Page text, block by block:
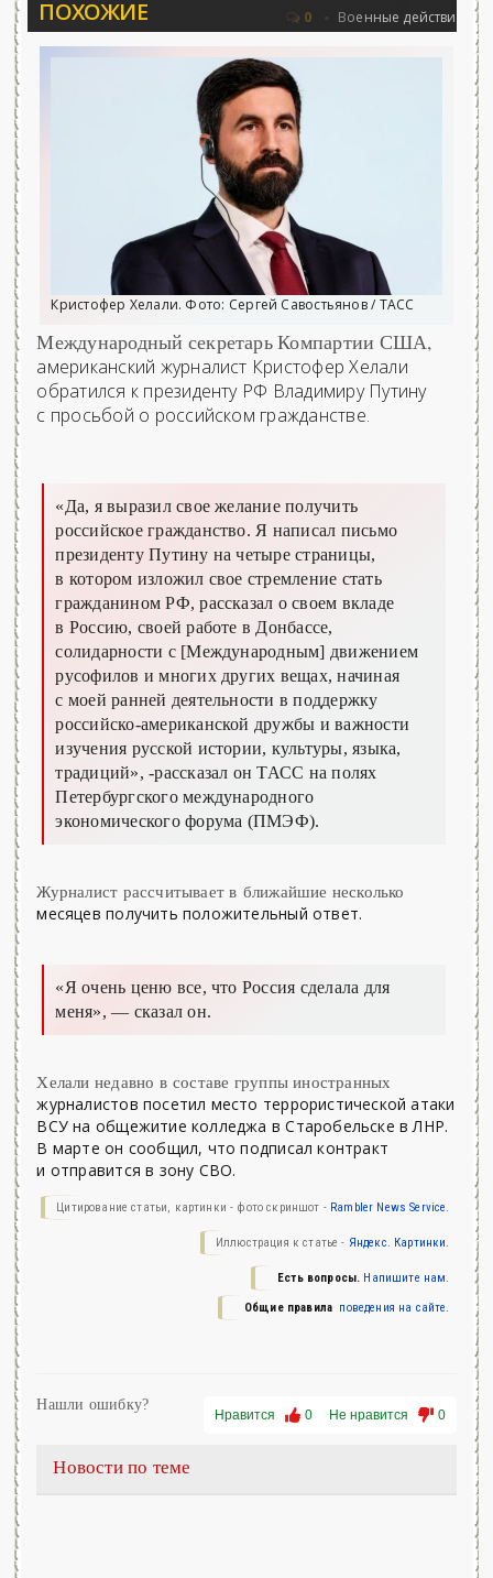
ПОХОЖИЕ
25.06.2026 - «Новости»... Военные действия Об
Кристофер Хелали. Фото: Сергей Савостьянов / ТАСС
Международный секретарь Компартии США,
американский журналист Кристофер Хелали
обратился к президенту РФ Владимиру Путину
с просьбой о российском гражданстве.
«Да, я выразил свое желание получить
российское гражданство. Я написал письмо
президенту Путину на четыре страницы,
в котором изложил свое стремление стать
гражданином РФ, рассказал о своем вкладе
в Россию, своей работе в Донбассе,
солидарности с [Международным] движением
русофилов и многих других вещах, начиная
с моей ранней деятельности в поддержку
российско-американской дружбы и важности
изучения русской истории, культуры, языка,
традиций», -рассказал он ТАСС на полях
Петербургского международного
экономического форума (ПМЭФ).
Журналист рассчитывает в ближайшие несколько
месяцев получить положительный ответ.
«Я очень ценю все, что Россия сделала для
меня», — сказал он.
Хелали недавно в составе группы иностранных
журналистов посетил место террористической атаки
ВСУ на общежитие колледжа в Старобельске в ЛНР.
В марте он сообщил, что подписал контракт
и отправится в зону СВО.
Цитирование статьи, картинки - фото скриншот - Rambler News Service.
Иллюстрация к статье - Яндекс. Картинки.
Есть вопросы. Напишите нам.
Общие правила поведения на сайте.
Нравится 0 Не нравится 0
Нашли ошибку?
Новости по теме